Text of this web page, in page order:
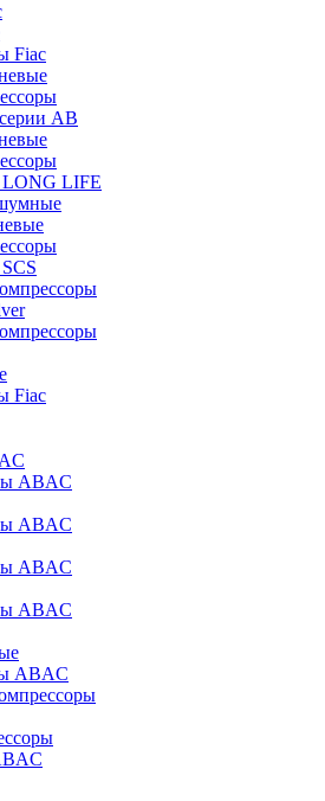
Fiac
AB
LONG LIFE
Fiac
ABAC
ABAC
ABAC
ABAC
ABAC